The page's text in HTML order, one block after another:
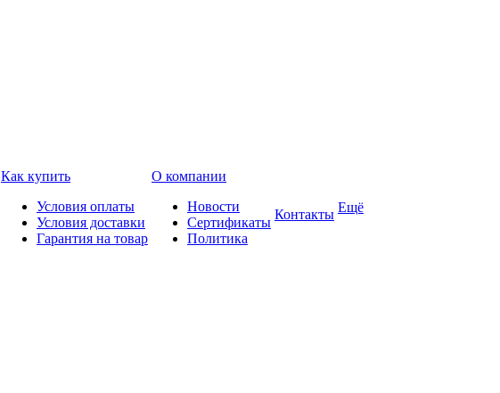
Как купить
Условия оплаты
Условия доставки
Гарантия на товар
О компании
Новости
Сертификаты
Политика
Контакты Ещё